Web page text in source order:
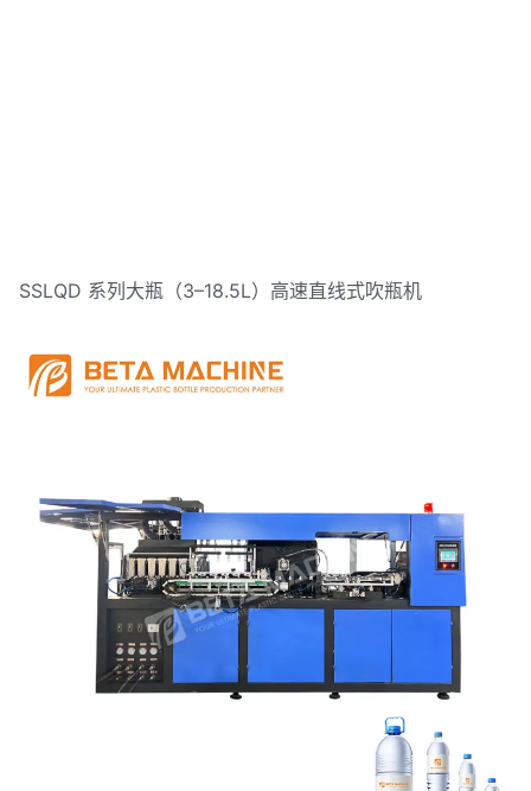
SSLQD 系列大瓶（3–18.5L）高速直线式吹瓶机